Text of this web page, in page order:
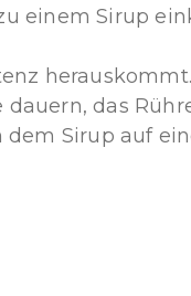
einem Sirup
das
Sirup auf